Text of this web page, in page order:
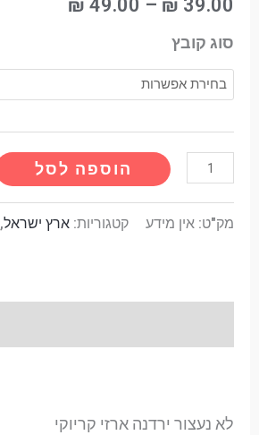
₪ 39.00
–
₪ 49.00
סוג קובץ
הוספה לסל
מק"ט: אין מידע קטגוריות: ארץ ישראל,
לא נעצור ירדנה ארזי קריוקי